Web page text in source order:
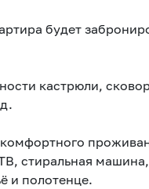
будет
кастрюли,
стиральная машина,
и полотенце.